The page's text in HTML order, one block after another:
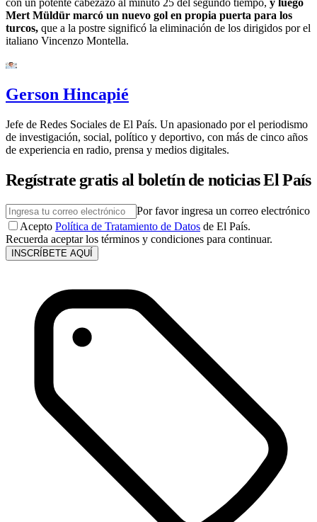
Mert Müldür marcó un nuevo gol en propia puerta para los
turcos, que a la postre significó la eliminación de los dirigidos por el
italiano Vincenzo Montella.
Gerson Hincapié
Jefe de Redes Sociales de El País. Un apasionado por el periodismo
de investigación, social, político y deportivo, con más de cinco años
de experiencia en radio, prensa y medios digitales.
Regístrate gratis al boletín de noticias El País
Por favor ingresa un correo electrónico
Acepto Política de Tratamiento de Datos de El País.
Recuerda aceptar los términos y condiciones para continuar.
INSCRÍBETE AQUÍ